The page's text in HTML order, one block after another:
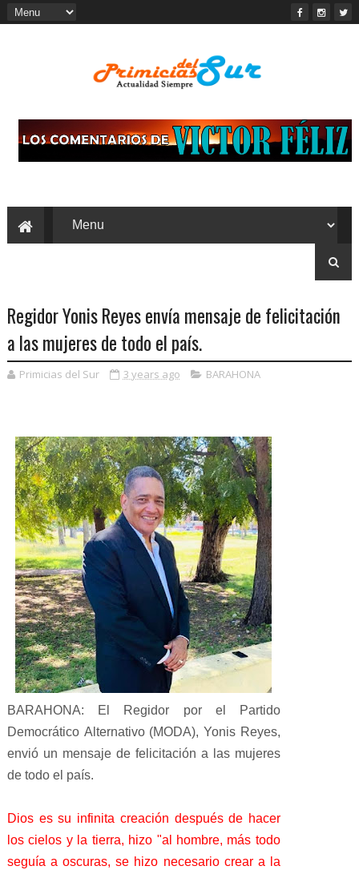
Regidor Yonis Reyes envía mensaje de felicitación
a las mujeres de todo el país.
Primicias del Sur 3 years ago BARAHONA
BARAHONA: El Regidor por el Partido
Democrático Alternativo (MODA), Yonis Reyes,
envió un mensaje de felicitación a las mujeres
de todo el país.
Dios es su infinita creación después de hacer
los cielos y la tierra, hizo "al hombre, más todo
seguía a oscuras, se hizo necesario crear a la